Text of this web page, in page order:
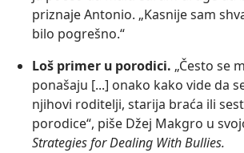
priznaje Antonio. „Kasnije sam
bilo pogrešno.“
Loš primer u porodici. „Često se
ponašaju [...] onako kako vide da
njihovi roditelji, starija braća ili
porodice“, piše Džej Makgro u
Strategies for Dealing With Bullies.